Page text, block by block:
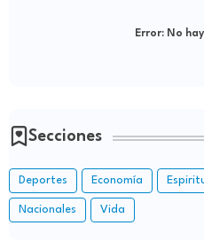
Error:No
Secciones
Deportes Economía
Nacionales Vida